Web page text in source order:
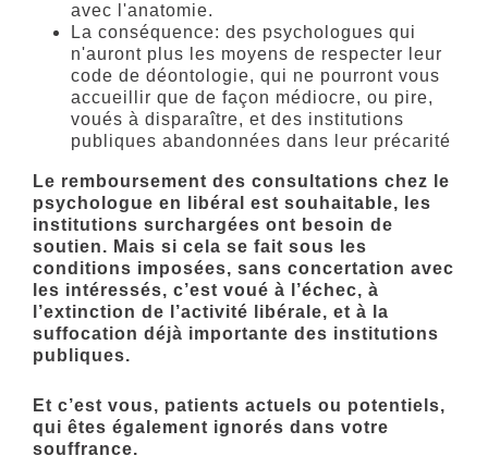
avec l'anatomie.
La conséquence: des psychologues qui
n'auront plus les moyens de respecter leur
code de déontologie, qui ne pourront vous
accueillir que de façon médiocre, ou pire,
voués à disparaître, et des institutions
publiques abandonnées dans leur précarité
Le remboursement des consultations chez le
psychologue en libéral est souhaitable, les
institutions surchargées ont besoin de
soutien. Mais si cela se fait sous les
conditions imposées, sans concertation avec
les intéressés, c’est voué à l’échec, à
l’extinction de l’activité libérale, et à la
suffocation déjà importante des institutions
publiques.
Et c’est vous, patients actuels ou potentiels,
qui êtes également ignorés dans votre
souffrance.